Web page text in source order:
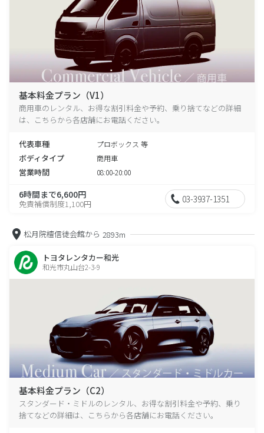
基本料金プラン（V1）
商用車のレンタル、お得な割引料金や予約、乗り捨てなどの詳細
は、こちらから各店舗にお電話ください。
代表車種 プロボックス 等
ボディタイプ 商用車
営業時間 08:00-20:00
6時間まで6,600円
免責補償制度1,100円 03-3937-1351
松月院檀信徒会館から 2893m
トヨタレンタカー和光
和光市丸山台2-3-9
基本料金プラン（C2）
スタンダード・ミドルのレンタル、お得な割引料金や予約、乗り
捨てなどの詳細は、こちらから各店舗にお電話ください。